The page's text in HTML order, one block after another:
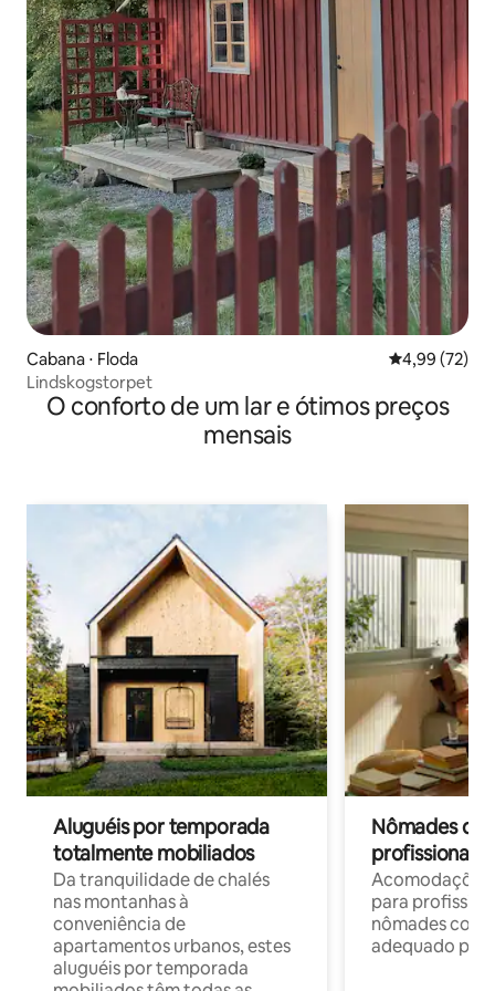
Cabana ⋅ Floda 4,99 de uma
4,99 (72)
Lindskogstorpet
O conforto de um lar e ótimos preços
mensais
Aluguéis por temporada
totalmente mobiliados
Da tranquilidade de chalés
nas montanhas à
conveniência de
apartamentos urbanos, estes
aluguéis por temporada
Nômades
profissionais
para
nômades com
adequado